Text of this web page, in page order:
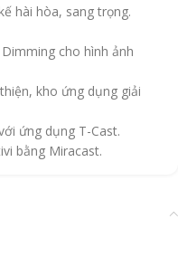
hài hòa, sang trọng.
cho hình ảnh
kho ứng dụng giải
ứng dụng T-Cast.
bằng Miracast.